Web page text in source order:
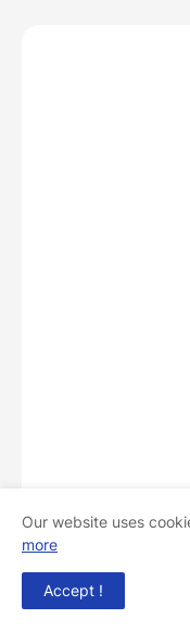
Our website uses
more
Accept !